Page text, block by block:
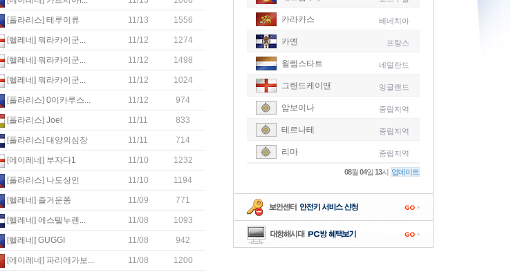
[폴라리스] 테루이류 11/13 1556
[헬레네] 뭐라카이군... 11/12 1274
[헬레네] 뭐라카이군... 11/12 1498
[헬레네] 뭐라카이군... 11/12 1024
[폴라리스] 0이카루스... 11/12 974
[폴라리스] Joel 11/11 833
[폴라리스] 대양의심장 11/11 714
[에이레네] 부자다1 11/10 1232
[폴라리스] 나도상인 11/10 1194
[헬레네] 즐거운쫑 11/09 771
[헬레네] 에스텔누렌... 11/08 1093
[헬레네] GUGGI 11/08 942
[에이레네] 파리에가보... 11/08 1200
-
카라카스 베네치아
카옌 프랑스
윌렘스타트 네덜란드
그랜드케이맨 잉글랜드
암보이나 중립지역
테르나테 중립지역
리마 중립지역
08월04일13시 업데이트